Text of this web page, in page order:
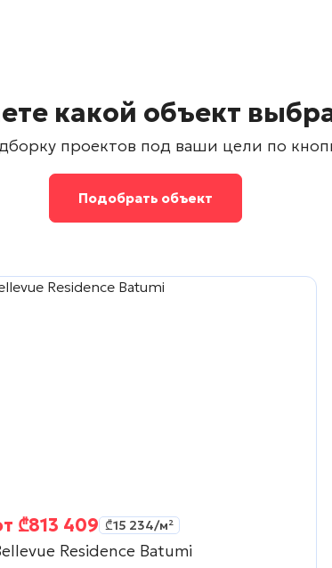
какой объект
проектов под ваши цели по
Подобрать объект
₾813 409 ₾15 234/м²
Residence Batumi